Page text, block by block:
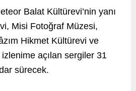
Balat Kültürevi’nin yanı
Misi Fotoğraf Müzesi,
Hikmet Kültürevi ve
açılan sergiler 31
sürecek.